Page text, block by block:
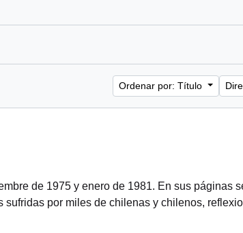
Ordenar por: Título
de 1975 y enero de 1981. En sus páginas
por miles de chilenas y chilenos,